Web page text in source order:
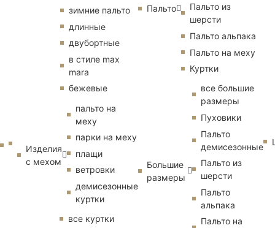
зимние пальто
длинные
двубортные
в стиле max
mara
бежевые
Изделия
с мехом
пальто на
меху
парки на меху
плащи
ветровки
демисезонные
куртки
все куртки
Пальто
Пальто из
шерсти
Пальто альпака
Пальто на меху
Куртки
Большие
размеры
все большие
размеры
Пуховики
Пальто
демисезонные
Пальто из
шерсти
Пальто
альпака
Пальто на